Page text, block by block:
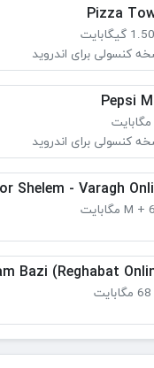
Pizza
گیگابایت
کنسولی برای اندروید
Pepsi
کنسولی برای اندروید
Shelem - Varagh
+
Bazi (Reghabat
68 مگابایت